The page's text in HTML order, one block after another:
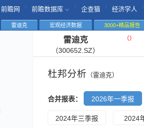
前瞻网 前瞻数据库 企查猫 经济学人
雷迪克 宏观经济数据 3000+精品报告
雷迪克
（300652.SZ）
（）
杜邦分析 （雷迪克）
合并报表： 2026年一季报
2024年三季报 2024